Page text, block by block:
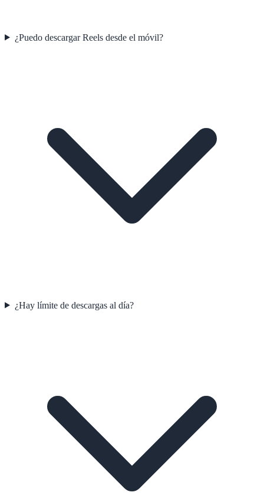
¿Puedo descargar Reels desde el móvil?
¿Hay límite de descargas al día?